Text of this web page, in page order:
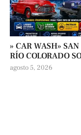
» CAR WASH»
RÍO COLORADO
agosto 5, 2026